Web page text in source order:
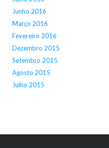
Junho 2016
Março 2016
Fevereiro 2016
Dezembro 2015
Setembro 2015
Agosto 2015
Julho 2015